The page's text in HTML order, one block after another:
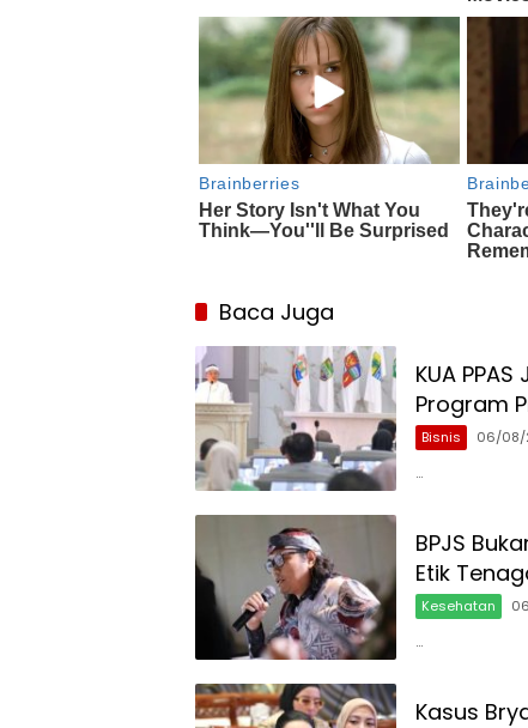
Baca Juga
KUA
Program
Bisnis 06/08/
…
BPJS
Etik
Kesehatan
…
Kasus